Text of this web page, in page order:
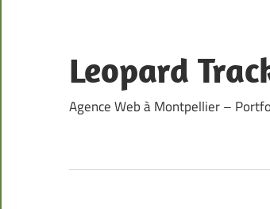
content
Leopard
Agence Web à Montpellier –